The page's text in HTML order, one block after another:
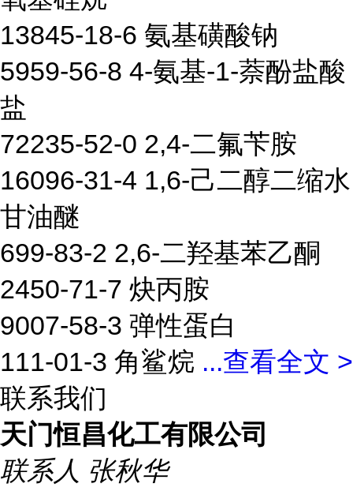
13845-18-6 氨基磺酸钠
5959-56-8 4-氨基-1-萘酚盐酸
盐
72235-52-0 2,4-二氟苄胺
16096-31-4 1,6-己二醇二缩水
甘油醚
699-83-2 2,6-二羟基苯乙酮
2450-71-7 炔丙胺
9007-58-3 弹性蛋白
111-01-3 角鲨烷 ...查看全文 >
联系我们
天门恒昌化工有限公司
联系人 张秋华